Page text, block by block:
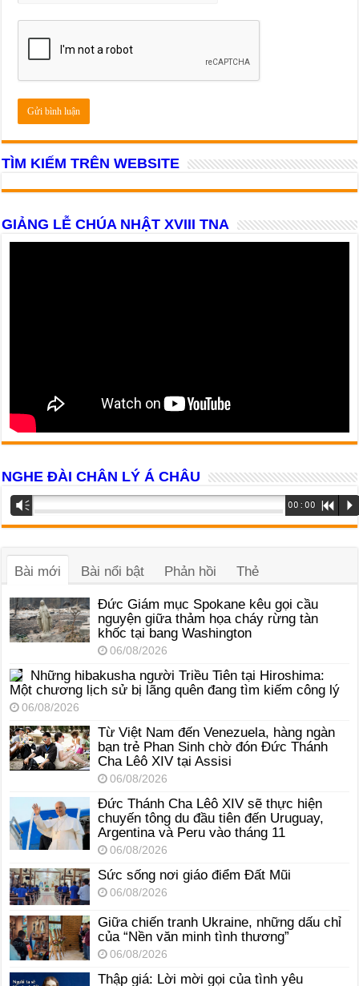
TÌM KIẾM TRÊN WEBSITE
GIẢNG LỄ CHÚA NHẬT XVIII TNA
NGHE ĐÀI CHÂN LÝ Á CHÂU
Trình
phát
âm
Vm 00:00 R P
Bài mới Bài nổi bật Phản hồi Thẻ
Đức Giám mục Spokane kêu gọi cầu
nguyện giữa thảm họa cháy rừng tàn
khốc tại bang Washington
06/08/2026
Những hibakusha người Triều Tiên tại Hiroshima:
Một chương lịch sử bị lãng quên đang tìm kiếm công lý
06/08/2026
Từ Việt Nam đến Venezuela, hàng ngàn
bạn trẻ Phan Sinh chờ đón Đức Thánh
Cha Lêô XIV tại Assisi
06/08/2026
Đức Thánh Cha Lêô XIV sẽ thực hiện
chuyến tông du đầu tiên đến Uruguay,
Argentina và Peru vào tháng 11
06/08/2026
Sức sống nơi giáo điểm Đất Mũi
06/08/2026
Giữa chiến tranh Ukraine, những dấu chỉ
của “Nền văn minh tình thương”
06/08/2026
Thập giá: Lời mời gọi của tình yêu